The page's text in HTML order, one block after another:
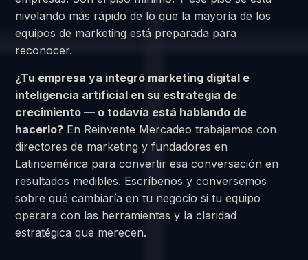
nivelando más rápido de lo que la mayoría de los
equipos de marketing está preparada para
reconocer.
¿Tu empresa ya integró marketing digital e
inteligencia artificial en su estrategia de
crecimiento — o todavía está hablando de
hacerlo? En Reinvente Mercadeo trabajamos con
directores de marketing y fundadores en
Latinoamérica para convertir esa conversación en
resultados medibles. Escríbenos y conversemos
sobre qué cambiaría en tu negocio si tu equipo
operara con las herramientas y la claridad
estratégica que merecen.